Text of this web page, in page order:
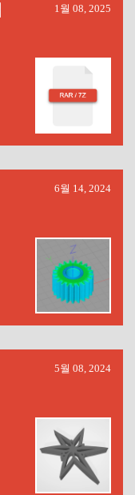
1월 08, 2025
6월 14, 2024
5월 08, 2024